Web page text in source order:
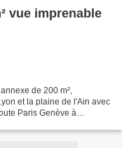
vue imprenable
de 200 m²,
et la plaine de l'Ain avec
Paris Genève à